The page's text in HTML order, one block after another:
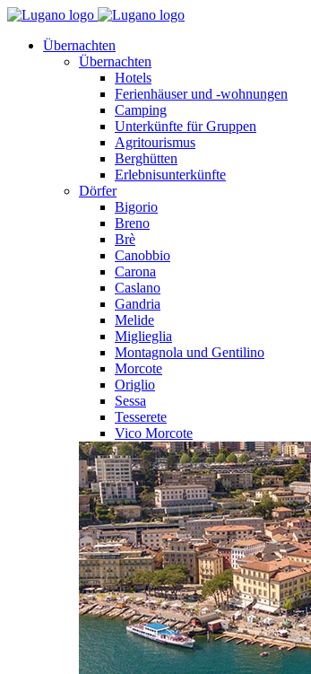
Übernachten
Übernachten
Hotels
Ferienhäuser und -wohnungen
Camping
Unterkünfte für Gruppen
Agritourismus
Berghütten
Erlebnisunterkünfte
Dörfer
Bigorio
Breno
Brè
Canobbio
Carona
Caslano
Gandria
Melide
Miglieglia
Montagnola und Gentilino
Morcote
Origlio
Sessa
Tesserete
Vico Morcote